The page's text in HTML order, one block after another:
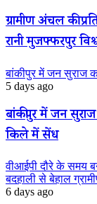
ग्रामीण अंचल की
रानी मुजफ्फरपुर
बांकीपुर में जन सुराज
5 days ago
बांकीपुर में जन
किले में सेंध
वीआईपी दौरे के समय
बदहाली से बेहाल
6 days ago